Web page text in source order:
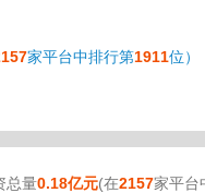
家平台中排行第1911位）
总量0.18亿元(在2157家平台